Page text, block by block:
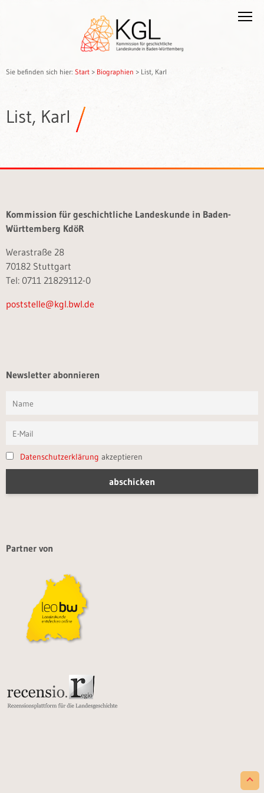
Sie befinden sich hier: Start > Biographien > List, Karl
List, Karl
Kommission für geschichtliche Landeskunde in Baden-
Württemberg KdöR
Werastraße 28
70182 Stuttgart
Tel: 0711 21829112-0
poststelle@kgl.bwl.de
Newsletter abonnieren
Datenschutzerklärung akzeptieren
Partner von